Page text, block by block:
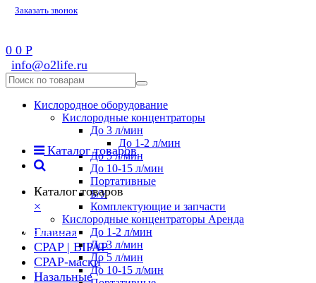
Заказать звонок
0 0 Р
info@o2life.ru
Кислородное оборудование
Кислородные концентраторы
До 3 л/мин
До 1-2 л/мин
До 5 л/мин
До 10-15 л/мин
Портативные
Б/У
Комплектующие и запчасти
Кислородные концентраторы Аренда
До 1-2 л/мин
До 3 л/мин
До 5 л/мин
До 10-15 л/мин
Каталог товаров
Каталог товаров
×
8 800 551 02 33
Главная
CPAP | BIPAP
CPAP-маски
Назальные